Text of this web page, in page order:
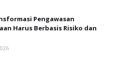
Pengawasan
Harus Berbasis Risiko dan